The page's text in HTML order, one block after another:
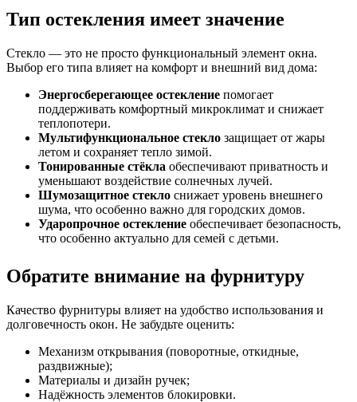
Тип остекления имеет значение
Стекло — это не просто функциональный элемент окна.
Выбор его типа влияет на комфорт и внешний вид дома:
Энергосберегающее остекление помогает
поддерживать комфортный микроклимат и снижает
теплопотери.
Мультифункциональное стекло защищает от жары
летом и сохраняет тепло зимой.
Тонированные стёкла обеспечивают приватность и
уменьшают воздействие солнечных лучей.
Шумозащитное стекло снижает уровень внешнего
шума, что особенно важно для городских домов.
Ударопрочное остекление обеспечивает безопасность,
что особенно актуально для семей с детьми.
Обратите внимание на фурнитуру
Качество фурнитуры влияет на удобство использования и
долговечность окон. Не забудьте оценить:
Механизм открывания (поворотные, откидные,
раздвижные);
Материалы и дизайн ручек;
Надёжность элементов блокировки.